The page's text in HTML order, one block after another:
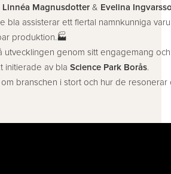
Linnéa Magnusdotter & Evelina
bla assisterar ett flertal namnkunniga
produktion.🏭
utvecklingen genom sitt engagemang
initierade av bla Science Park Borås.
branschen i stort och hur de resonerar